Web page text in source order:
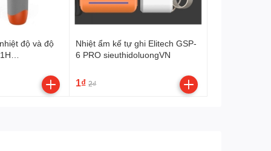
độ và độ
Nhiệt ẩm kế tự ghi Elitech GSP-
6 PRO sieuthidoluongVN
1₫ 2₫